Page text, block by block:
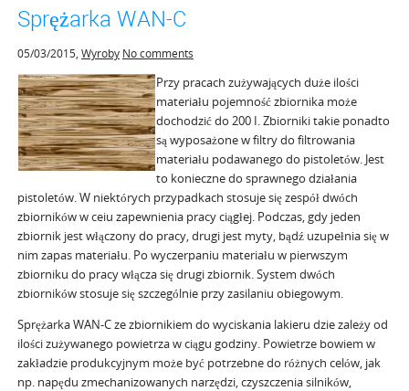
Sprężarka WAN-C
05/03/2015, Wyroby No comments
Przy pracach zużywających duże ilości
materiału pojemność zbiornika może
dochodzić do 200 I. Zbiorniki takie ponadto
są wyposażone w filtry do filtrowania
materiału podawanego do pistoletów. Jest
to konieczne do sprawnego działania
pistoletów. W niektórych przypadkach stosuje się zespół dwóch
zbiorników w ceiu zapewnienia pracy ciągłej. Podczas, gdy jeden
zbiornik jest włączony do pracy, drugi jest myty, bądź uzupełnia się w
nim zapas materiału. Po wyczerpaniu materiału w pierwszym
zbiorniku do pracy włącza się drugi zbiornik. System dwóch
zbiorników stosuje się szczególnie przy zasilaniu obiegowym.
Sprężarka WAN-C ze zbiornikiem do wyciskania lakieru dzie zależy od
ilości zużywanego powietrza w ciągu godziny. Powietrze bowiem w
zakładzie produkcyjnym może być potrzebne do różnych celów, jak
np. napędu zmechanizowanych narzędzi, czyszczenia silników,